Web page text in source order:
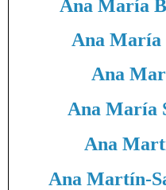
Ana María
Ana María
Ana
Ana María
Ana
Ana Martín-